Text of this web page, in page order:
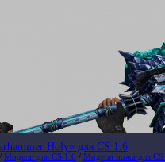
Holy» для CS 1.6
/ Модели для CS 1.6 / Модели ножа для CS